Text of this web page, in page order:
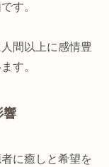
す。
間以上に感情豊
す。
響
に癒しと希望を